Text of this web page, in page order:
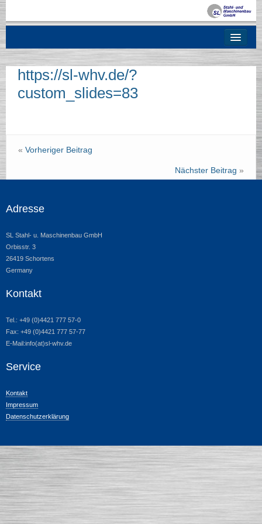
Entwicklungspartner
Lohnfertigung
https://sl-whv.de/?
custom_slides=83
« Vorheriger Beitrag
Nächster Beitrag »
Adresse
SL Stahl- u. Maschinenbau GmbH
Orbisstr. 3
26419 Schortens
Germany
Kontakt
Tel.: +49 (0)4421 777 57-0
Fax: +49 (0)4421 777 57-77
E-Mail:info(at)sl-whv.de
Service
Kontakt
Impressum
Datenschutzerklärung